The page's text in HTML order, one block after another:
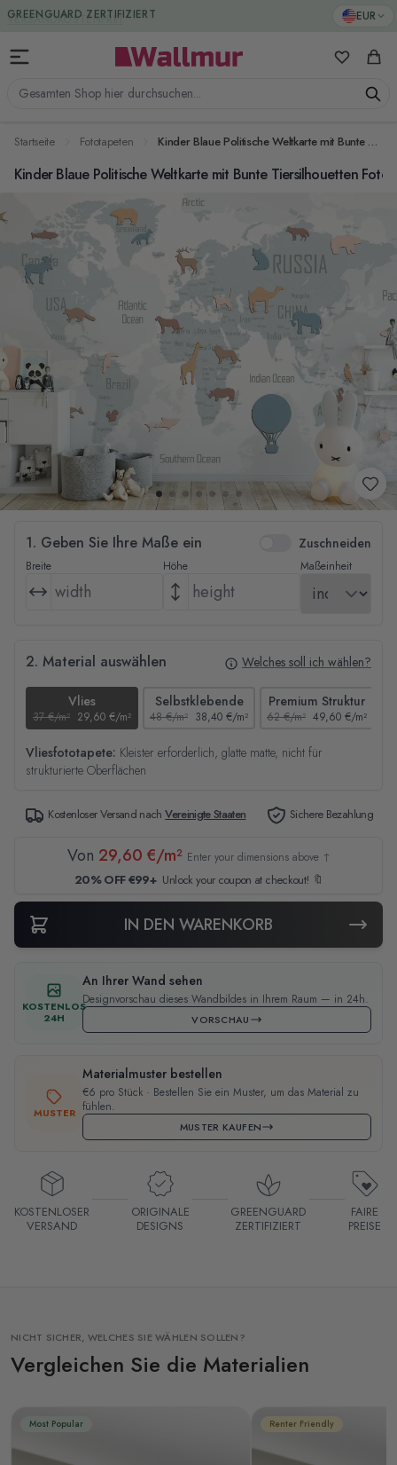
Zum Inhalt springen EUR
Gesamten Shop hier durchsuchen...
Meine
GREENGUARD ZERTIFIZIERT
Startseite Fototapeten Kinder Blaue Politische Weltkarte mit Bunte Tiersilhouetten Fototapete
Kinder Blaue Politische Weltkarte mit Bunte Tiersilhouetten
1. Geben Sie Ihre Maße ein Zuschneiden
Breite Höhe Maßeinheit
2. Material auswählen Welches soll ich wählen?
Vlies
37 €/m² 29,60 €/m²
Selbstklebende
48 €/m² 38,40 €/m²
Premium Struktur
62 €/m² 49,60 €/m²
Vliesfototapete: Kleister erforderlich, glatte matte, nicht für
strukturierte Oberflächen
Kostenloser Versand nachVereinigte Staaten Sichere Bezahlung
Von 29,60 €/m² Enter your dimensions above ↑
20% OFF €99+ Unlock your coupon at checkout! 🔖
IN DEN WARENKORB
KOSTENLOS
24H
An Ihrer Wand sehen
Designvorschau dieses Wandbildes in Ihrem Raum — in 24h.
VORSCHAU
MUSTER
Materialmuster bestellen
€6 pro Stück · Bestellen Sie ein Muster, um das Material zu
fühlen.
MUSTER KAUFEN
KOSTENLOSER
VERSAND
ORIGINALE
DESIGNS
GREENGUARD
ZERTIFIZIERT
FAIRE
PREISE
NICHT SICHER, WELCHES SIE WÄHLEN SOLLEN?
Vergleichen Sie die Materialien
Most Popular Renter Friendly